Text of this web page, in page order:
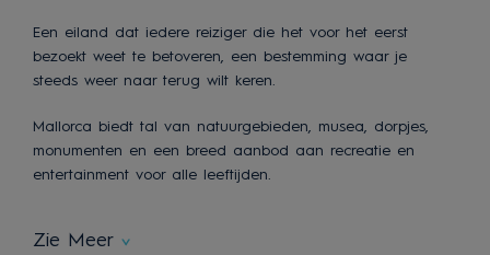
Een eiland dat iedere reiziger die het voor het eerst
bezoekt weet te betoveren, een bestemming waar je
steeds weer naar terug wilt keren.
Mallorca biedt tal van natuurgebieden, musea, dorpjes,
monumenten en een breed aanbod aan recreatie en
entertainment voor alle leeftijden.
Zie Meer